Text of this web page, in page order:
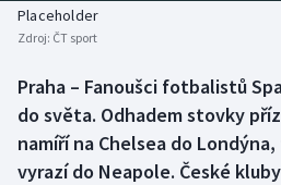
Biatlon
Boby a skeleton
Box
Aplikace ČT sport
AZ kvíz
Placeholder
Zdroj: ČT sport
Praha – Fanoušci fotbalistů
do světa. Odhadem stovky
namíří na Chelsea do
vyrazí do Neapole. České